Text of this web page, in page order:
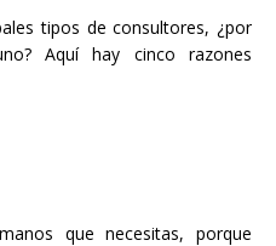
tipos de consultores, ¿por
Aquí hay cinco razones
que necesitas, porque